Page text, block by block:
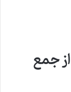
جمع